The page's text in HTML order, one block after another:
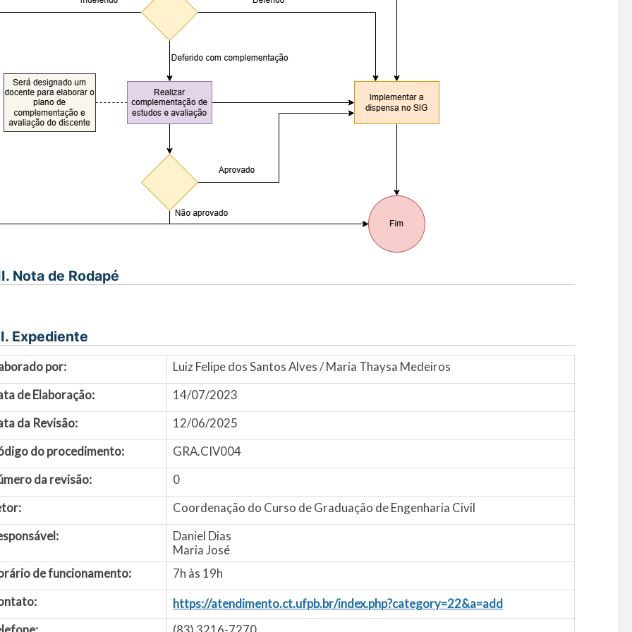
Nota de Rodapé
Expediente
por:
Luiz Felipe dos Santos Alves / Maria Thaysa Medeiros
de Elaboração:
14/07/2023
da Revisão:
12/06/2025
do procedimento:
GRA.CIV004
da revisão:
0
Coordenação do Curso de Graduação de Engenharia Civil
Daniel Dias
Maria José
de funcionamento:
7h às 19h
https://atendimento.ct.ufpb.br/index.php?category=22&a=add